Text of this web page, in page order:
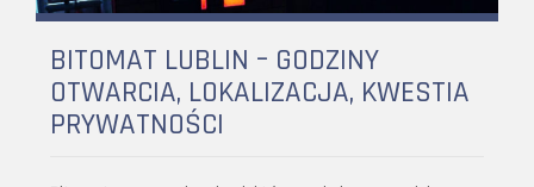
BITOMAT LUBLIN – GODZINY
OTWARCIA, LOKALIZACJA, KWESTIA
PRYWATNOŚCI